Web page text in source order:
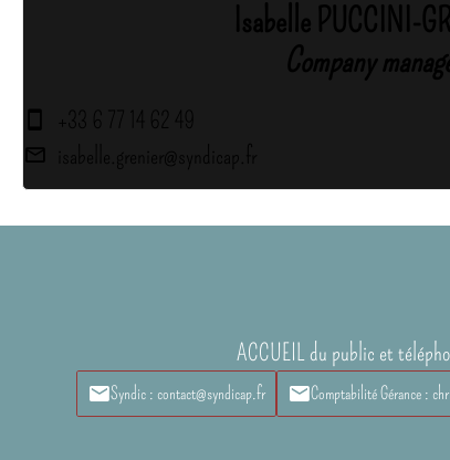
Isabelle PUCCINI-
Company
+33 6 77 14 62 49
isabelle.grenier@syndicap.fr
ACCUEIL du public et
Syndic : contact@syndicap.fr Comptabilité Gérance :